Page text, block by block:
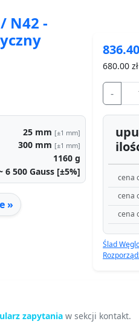
N42 -
25 mm [±1 mm]
300 mm [±1 mm]
1160 g
6 500 Gauss [±5%]
»
836.40
680.00
-
cena
cena
cena
Ślad
zapytania w sekcji kontakt.